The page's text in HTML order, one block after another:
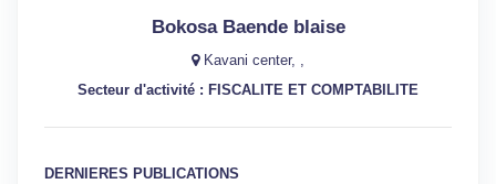
Bokosa Baende blaise
Kavani center, ,
Secteur d'activité : FISCALITE ET COMPTABILITE
DERNIERES PUBLICATIONS